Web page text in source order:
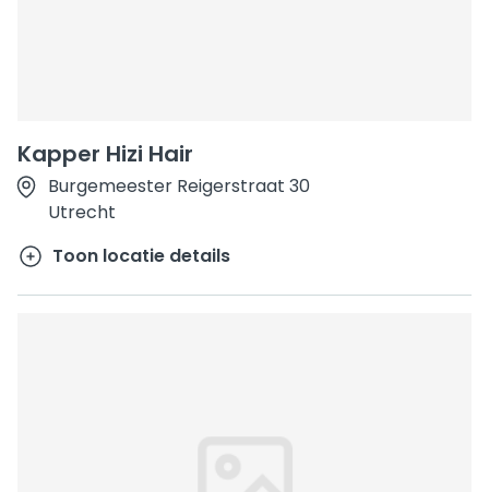
Kapper Hizi Hair
Burgemeester Reigerstraat 30
Utrecht
Toon locatie details